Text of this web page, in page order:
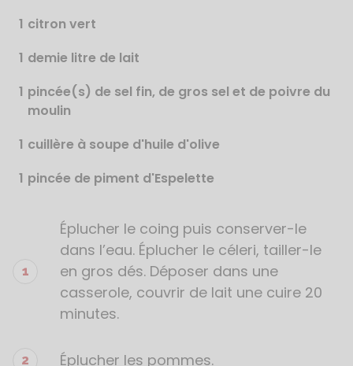
1 citron vert
1 demie litre de lait
1 pincée(s) de sel fin, de gros sel et de poivre du
moulin
1 cuillère à soupe d'huile d'olive
1 pincée de piment d'Espelette
Éplucher le coing puis conserver-le
dans l’eau. Éplucher le céleri, tailler-le
en gros dés. Déposer dans une
casserole, couvrir de lait une cuire 20
minutes.
Éplucher les pommes.